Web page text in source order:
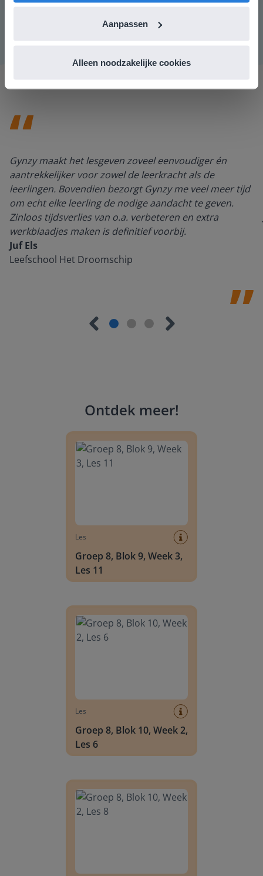
Aanpassen
Alleen noodzakelijke cookies
onderdelen uit het vak in de som plaatsen.
Gynzy maakt het lesgeven zoveel eenvoudiger én
aantrekkelijker voor zowel de leerkracht als de
leerlingen. Bovendien bezorgt Gynzy me veel meer tijd
om echt elke leerling de nodige aandacht te geven.
Zinloos tijdsverlies van o.a. verbeteren en extra
werkblaadjes maken is definitief voorbij.
Juf Els
Leefschool Het Droomschip
Ontdek meer!
Les
Groep 8, Blok 9, Week 3,
Les 11
Les
Groep 8, Blok 10, Week 2,
Les 6